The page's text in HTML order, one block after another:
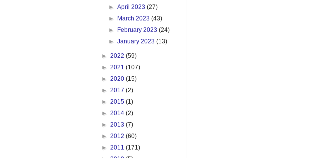
►April 2023(27)
►
March 2023(43)
►
February 2023(24)
►January 2023(13)
► 2022 (59)
► 2021 (107)
► 2020 (15)
► 2017 (2)
► 2015 (1)
► 2014 (2)
► 2013 (7)
► 2012 (60)
► 2011 (171)